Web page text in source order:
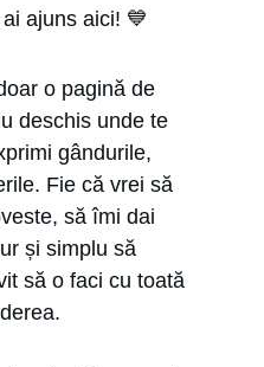
ajuns aici! 💙
o pagină de
deschis unde te
gândurile,
Fie că vrei să
să îmi dai
și simplu să
să o faci cu toată